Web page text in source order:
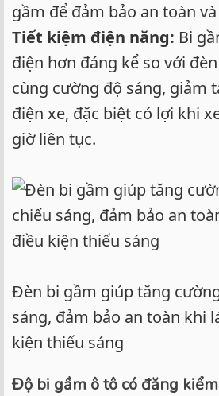
gầm để đảm bảo an toàn
Tiết kiệm điện năng: Bi
điện hơn đáng kể so với
cùng cường độ sáng, giảm
điện xe, đặc biệt có lợi khi
giờ liên tục.
Đèn bi gầm giúp tăng
sáng, đảm bảo an toàn khi
kiện thiếu sáng
Độ bi gầm ô tô có đăng